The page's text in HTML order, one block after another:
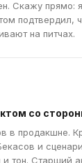
Скажу прямо:
подтвердил,
на питчах.
со
в продакшне.
и
тон. Старший